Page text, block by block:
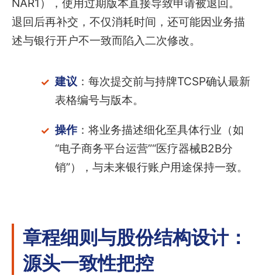
NAR1），使用过期版本直接导致申请被退回。
退回后再补交，不仅消耗时间，还可能因业务描
述与银行开户不一致而陷入二次修改。
建议 ：每次提交前与持牌TCSP确认最新
表格编号与版本。
操作：将业务描述细化至具体行业（如
“电子商务平台运营”“医疗器械B2B分
销”），与未来银行账户用途保持一致。
章程细则与股份结构设计：
源头一致性把控